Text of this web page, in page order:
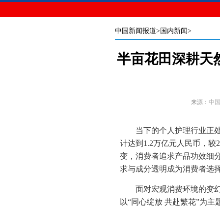
中国新闻报道>国内新闻>
半亩花田深耕天
来源： 中
当下的个人护理行业正
计达到1.2万亿元人民币，较
变，消费者追求产品功效细
求与成分透明成为消费者选
面对宏观消费环境的变
以“同心绽放 共赴繁花”为